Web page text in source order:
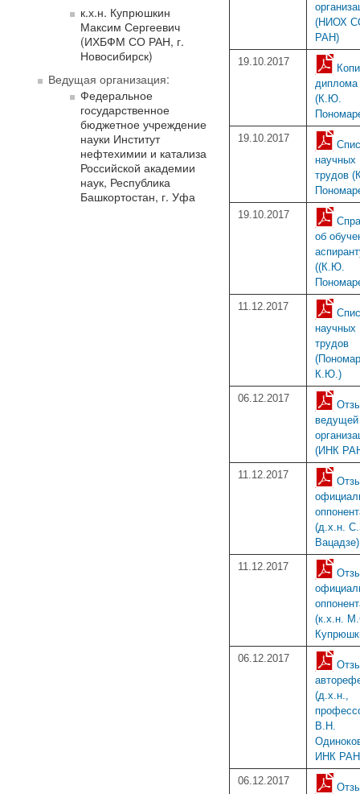
к.х.н. Купрюшкин
Максим Сергеевич
(ИХБФМ СО РАН, г.
Новосибирск)
Ведущая организация:
Федеральное
государственное
бюджетное учреждение
науки Институт
нефтехимии и катализа
Российской академии
наук, Республика
Башкортостан, г. Уфа
(НИОХ
РАН)
19.10.2017
диплома
(К.Ю.
19.10.2017
научных
трудов
19.10.2017
об
((К.Ю.
11.12.2017
научных
трудов
К.Ю.)
06.12.2017
ведущей
(ИНК
11.12.2017
(д.х.н.
Вацадзе)
11.12.2017
(к.х.н.
06.12.2017
(д.х.н.,
В.Н.
ИНК
06.12.2017